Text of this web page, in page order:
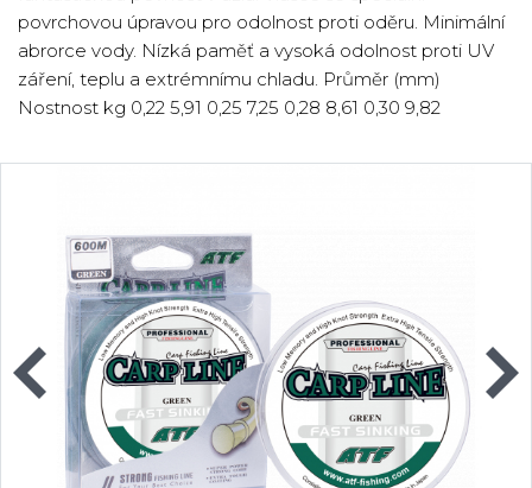
povrchovou úpravou pro odolnost proti oděru. Minimální
abrorce vody. Nízká paměť a vysoká odolnost proti UV
záření, teplu a extrémnímu chladu. Průměr (mm)
Nostnost kg 0,22 5,91 0,25 7,25 0,28 8,61 0,30 9,82